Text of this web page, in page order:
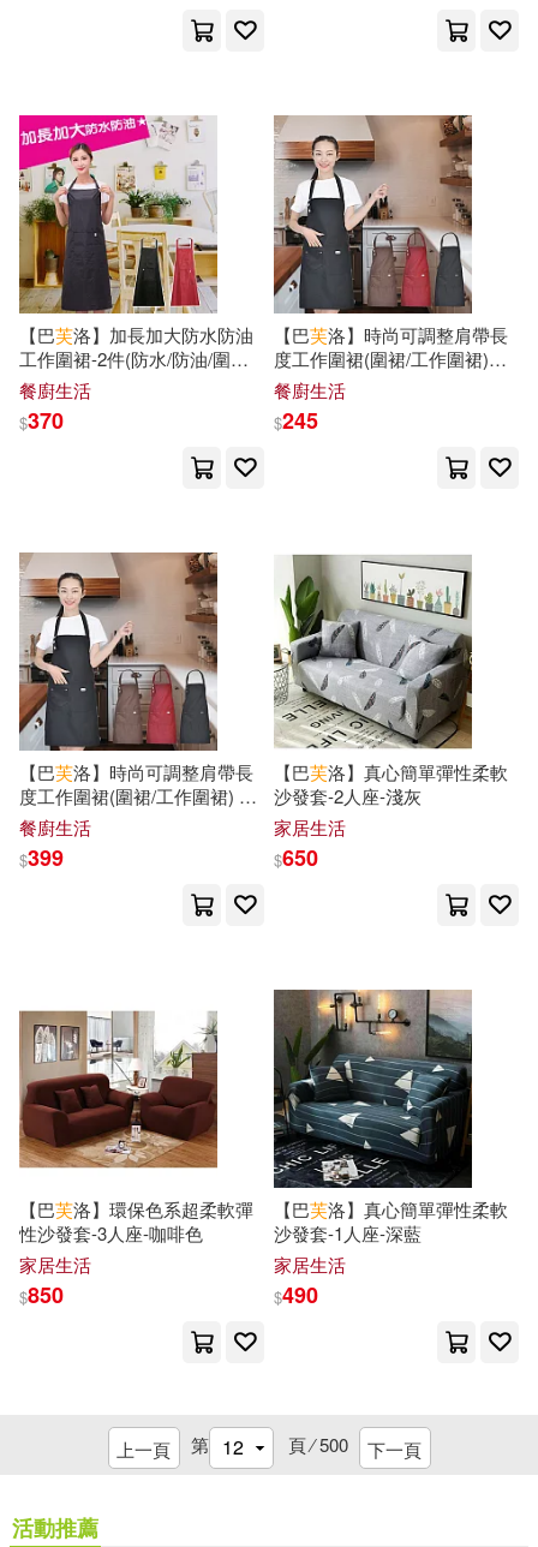
プレステージ出版(写真集)(18)
三島由紀夫(18)
上海市經濟和信息化委員會(18)
可樂(18) 吉川蓮(18)
小野不由美(18)
横宮七海(18) 王瑞澤(18)
田英章(18) 盧勝彥(18)
萬昱汐等(18)
葛瑞姆‧漢卡克(18)
陸楊(18)
（漢）許慎(18)
（美）傑克·倫敦(18)
TYPE-MOON(17)
《漢語900句》編寫組編(17)
劉正琪(17) 呂秀蓮(17)
國家漢辦(17)
中國地質大學出版社(124)
武漢出版社(122)
中國石化出版社(121)
吉林大學出版社(120)
湖北少年兒童出版社(119)
南海出版公司(118)
得利影視(118)
東方出版社(118)
北京出版社(117)
五南(115)
四川大學出版社(115)
陝西師範大學出版社(115)
Linfair Records Limited(114)
Ingram(113) 墨刻(111)
【巴芙洛】加長加大防水防油
工作圍裙-2件(防水/防油/圍裙/
工作圍裙)黑色2件
餐廚生活
$370
【巴芙洛】時尚可調整肩帶長
度工作圍裙(圍裙/工作圍裙)紅
色
餐廚生活
$245
【巴芙洛】時尚可調整肩帶長
度工作圍裙(圍裙/工作圍裙) 2
件-黑色
餐廚生活
$399
【巴芙洛】真心簡單彈性柔軟
沙發套-2人座-淺灰
家居生活
$650
【巴芙洛】環保色系超柔軟彈
性沙發套-3人座-咖啡色
家居生活
$850
【巴芙洛】真心簡單彈性柔軟
沙發套-1人座-深藍
家居生活
$490
上一頁 第 頁 ⁄500 下一頁
活動推薦